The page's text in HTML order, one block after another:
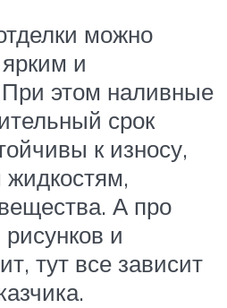
можно
и
этом наливные
срок
к износу,
А про
и
тут все зависит